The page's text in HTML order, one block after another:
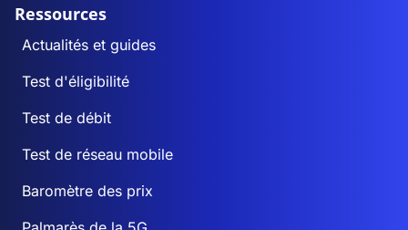
Ressources
Actualités et guides
Test d'éligibilité
Test de débit
Test de réseau mobile
Baromètre des prix